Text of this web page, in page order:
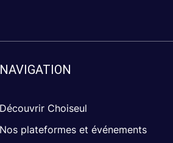
NAVIGATION
Découvrir Choiseul
Nos plateformes et événements